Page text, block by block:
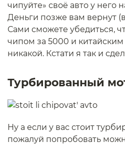
чипуйте» своё авто у него
Деньги позже вам вернут
Сами сможете убедиться,
чипом за 5000 и
никакой. Кстати я так и
Турбированный
Ну а если у вас стоит
пожалуй попробовать